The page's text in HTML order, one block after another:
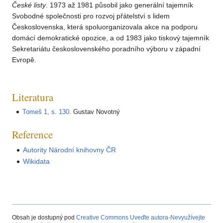
České listy. 1973 až 1981 působil jako generální tajemník
Svobodné společnosti pro rozvoj přátelství s lidem
Československa, která spoluorganizovala akce na podporu
domácí demokratické opozice, a od 1983 jako tiskový tajemník
Sekretariátu československého poradního výboru v západní
Evropě.
Literatura
Tomeš 1, s. 130. Gustav Novotný
Reference
Autority Národní knihovny ČR
Wikidata
Obsah je dostupný pod Creative Commons Uveďte autora-Nevyužívejte